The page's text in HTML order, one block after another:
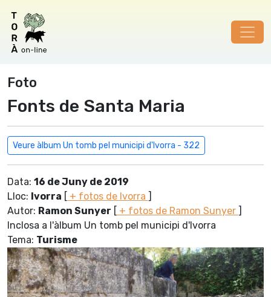
Foto
Fonts de Santa Maria
Veure àlbum Un tomb pel municipi d'Ivorra - 322
Data: 16 de Juny de 2019
Lloc: Ivorra [ + fotos de Ivorra ]
Autor: Ramon Sunyer [ + fotos de Ramon Sunyer ]
Inclosa a l'àlbum Un tomb pel municipi d'Ivorra
Tema: Turisme